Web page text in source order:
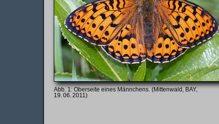
Oberseite eines Männchens. (Mittenwald, BAY,
19. 06. 2011)